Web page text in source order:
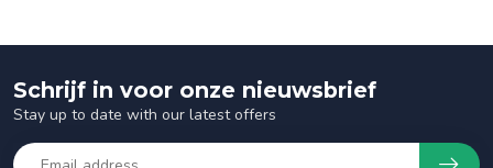
Schrijf in voor onze nieuwsbrief
Stay up to date with our latest offers